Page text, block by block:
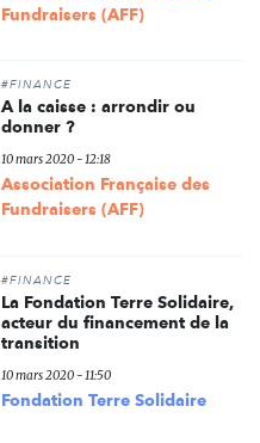
Fundraisers (AFF)
#FINANCE
A la caisse : arrondir ou
donner ?
10 mars 2020 - 12:18
Association Française des
Fundraisers (AFF)
#FINANCE
La Fondation Terre Solidaire,
acteur du financement de la
transition
10 mars 2020 - 11:50
Fondation Terre Solidaire